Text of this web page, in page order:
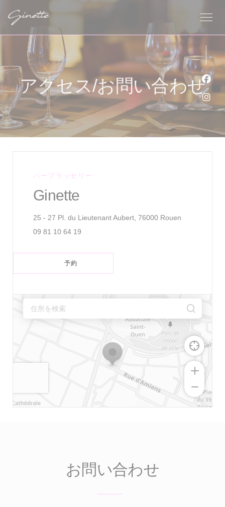
アクセス/お問い合わせ
バーブラッセリー
Ginette
25 - 27 Pl. du Lieutenant Aubert, 76000 Rouen
09 81 10 64 19
予約
お問い合わせ